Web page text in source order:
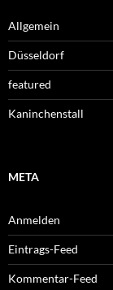
Allgemein
Düsseldorf
featured
Kaninchenstall
META
Anmelden
Eintrags-Feed
Kommentar-Feed